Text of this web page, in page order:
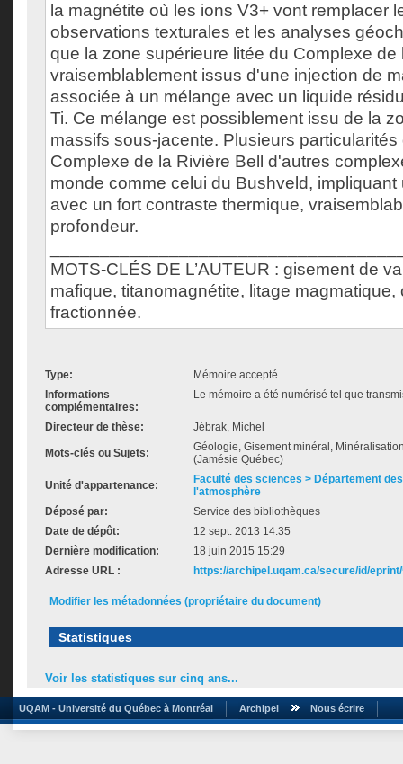
la magnétite où les ions V3+ vont remplacer
observations texturales et les analyses
que la zone supérieure litée du Complexe de
vraisemblablement issus d'une injection de
associée à un mélange avec un liquide
Ti. Ce mélange est possiblement issu de la
massifs sous-jacente. Plusieurs
Complexe de la Rivière Bell d'autres
monde comme celui du Bushveld,
avec un fort contraste thermique,
profondeur.
MOTS-CLÉS DE L’AUTEUR : gisement de
mafique, titanomagnétite, litage magmatique,
fractionnée.
Type:
Mémoire accepté
Informations
complémentaires:
Le mémoire a été numérisé tel que
Directeur de thèse: Jébrak, Michel
Mots-clés ou Sujets:
Géologie, Gisement minéral,
(Jamésie Québec)
Unité d'appartenance:
Faculté des sciences > Département
l'atmosphère
Déposé par:
Service des bibliothèques
Date de dépôt:
12 sept. 2013 14:35
Dernière modification:
18 juin 2015 15:29
Adresse URL :
https://archipel.uqam.ca/secure/id/
Modifier les métadonnées (propriétaire du document)
Statistiques
Voir les statistiques sur cinq ans...
UQAM - Université du Québec à Montréal Archipel Nous écrire